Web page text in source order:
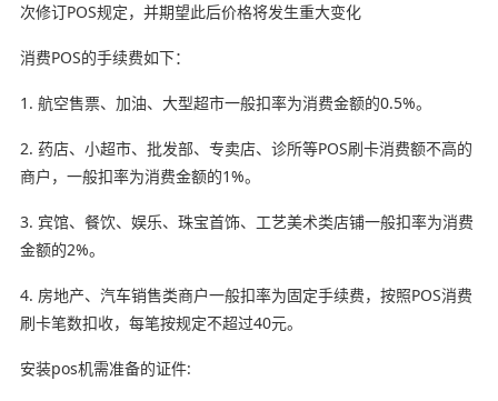
次修订POS规定，并期望此后价格将发生重大变化
消费POS的手续费如下：
1. 航空售票、加油、大型超市一般扣率为消费金额的0.5%。
2. 药店、小超市、批发部、专卖店、诊所等POS刷卡消费额不高的
商户，一般扣率为消费金额的1%。
3. 宾馆、餐饮、娱乐、珠宝首饰、工艺美术类店铺一般扣率为消费
金额的2%。
4. 房地产、汽车销售类商户一般扣率为固定手续费，按照POS消费
刷卡笔数扣收，每笔按规定不超过40元。
安装pos机需准备的证件: